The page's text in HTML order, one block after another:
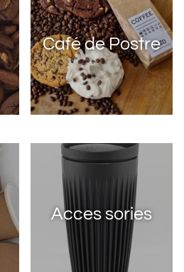
Café de Postre
Acces sories